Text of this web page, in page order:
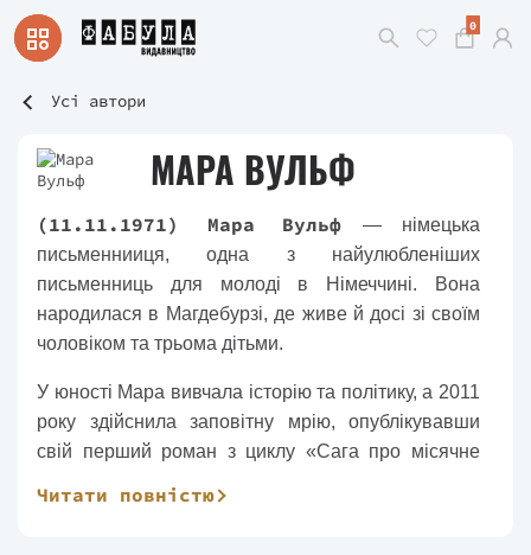
0
Усі автори
МАРА ВУЛЬФ
(11.11.1971) Мара Вульф — німецька
письменнииця, одна з найулюбленіших
письменниць для молоді в Німеччині. Вона
народилася в Магдебурзі, де живе й досі зі своїм
чоловіком та трьома дітьми.
У юності Мара вивчала історію та політику, а 2011
року здійснила заповітну мрію, опублікувавши
свій перший роман з циклу «Сага про місячне
Читати повністю